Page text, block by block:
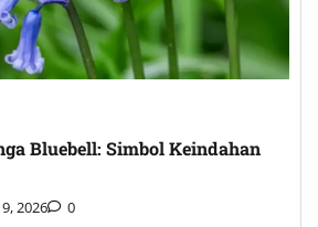
Bluebell: Simbol Keindahan
2026 0